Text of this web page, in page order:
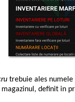
trebuie ales
definit in